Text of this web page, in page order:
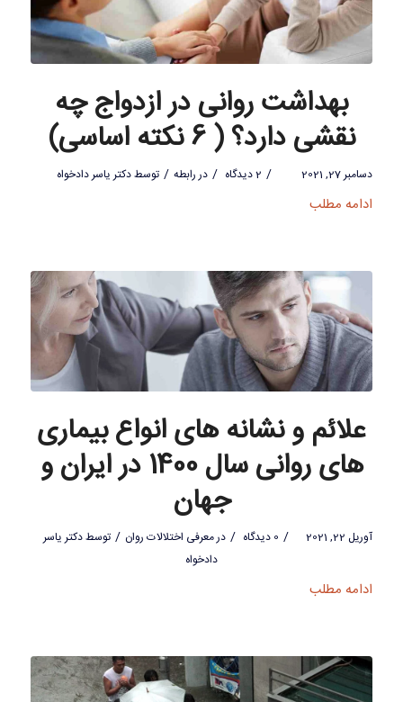
بهداشت روانی در ازدواج چه
نقشی دارد؟ ( 6 نکته اساسی)
دسامبر 27, 2021 / 2 دیدگاه / دررابطه / توسطدکتر یاسر دادخواه
ادامه مطلب
علائم و نشانه های انواع بیماری
های روانی سال 1400 در ایران و
جهان
آوریل 22, 2021 / 0 دیدگاه / درمعرفی اختلالات روان / توسطدکتر یاسر
دادخواه
ادامه مطلب